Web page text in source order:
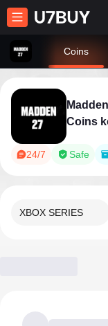
Coins
Coins
24/7 Safe
XBOX SERIES